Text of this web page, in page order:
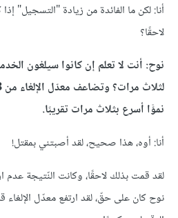
أنا: لكن ما الفائدة من زيادة "التسجيل"
لاحقًا؟
نوح: أنت لا تعلم إن كانوا سيلغون
نموًّا أسرع بثلاث مرات تقريبًا.
أنا: أوه، هذا صحيح، لقد أصبتني بمقتل!
لقد قمت بذلك لاحقًا، وكانت النّتيجة عدم
نوح كان على حقّ، لقد ارتفع معدّل الإلغاء